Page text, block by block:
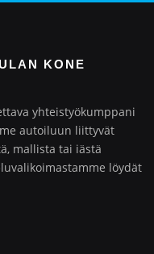
KONE
yhteistyökumppani
autoiluun liittyvät
mallista tai iästä
löydät